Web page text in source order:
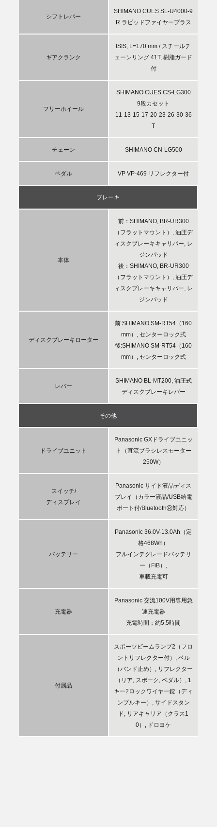
シフトレバー
SHIMANO CUES SL-U4000-9
R ラピッドファイヤープラス
ギアクランク
ISIS, L=170 mm / スチールチ
ェーンリング 41T, 樹脂ガード
付
フリーホイール
SHIMANO CUES CS-LG300
9段カセット
11-13-15-17-20-23-26-30-36
T
チェーン SHIMANO CN-LG500
ペダル VP VP-469 リフレクター付
ブレーキ
本体
前：SHIMANO, BR-UR300
（フラットマウント）, 油圧デ
ィスクブレーキキャリパー, レ
ジンパッド
後：SHIMANO, BR-UR300
（フラットマウント）, 油圧デ
ィスクブレーキキャリパー, レ
ジンパッド
ディスクブレーキローター
前:SHIMANO SM-RT54（160
mm）, センターロック式
後:SHIMANO SM-RT54（160
mm）, センターロック式
レバー
SHIMANO BL-MT200, 油圧式
ディスクブレーキレバー
その他
ドライブユニット
Panasonic GXドライブユニッ
ト（直流ブラシレスモーター
250W）
スイッチ/
ディスプレイ
Panasonic サイド液晶ディス
プレイ（カラー液晶/USB給電
ポート付/Bluetooth®対応）
バッテリー
Panasonic 36.0V-13.0Ah（定
格468Wh）
フルインテグレードバッテリ
ー（FiB）,
車載充電可
充電器
Panasonic 交流100V用専用急
速充電器
充電時間：約5.5時間
付属品
スポーツビームランプ2（フロ
ントリフレクター付）, ベル
（バンド止め）, リフレクター
（リア, スポーク, ペダル）, 1
キー2ロックワイヤー錠（ディ
ンプルキー）, サイドスタン
ド, リアキャリア（クラス1
0）, ドロヨケ